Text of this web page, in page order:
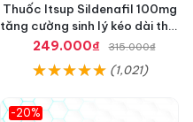
Thuốc Itsup Sildenafil 100mg
tăng cường sinh lý kéo dài thời
gian cho nam
249.000₫ 315.000₫
(1,021)
-20%